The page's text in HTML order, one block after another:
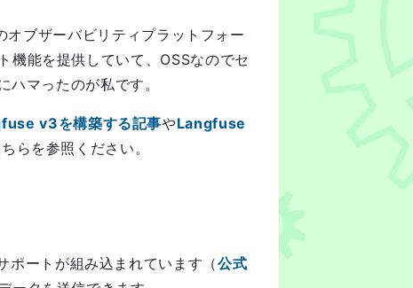
ブザーバビリティプラットフォー
機能を提供していて、OSSなのでセ
マったのが私です。
v3を構築する記事やLangfuse
らを参照ください。
ポートが組み込まれています（公式